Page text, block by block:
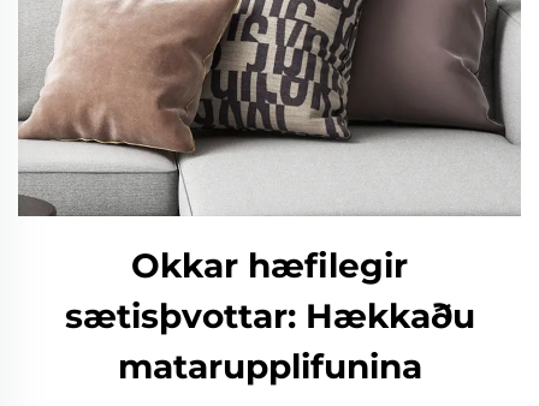
Okkar hæfilegir
sætisþvottar: Hækkaðu
matarupplifunina